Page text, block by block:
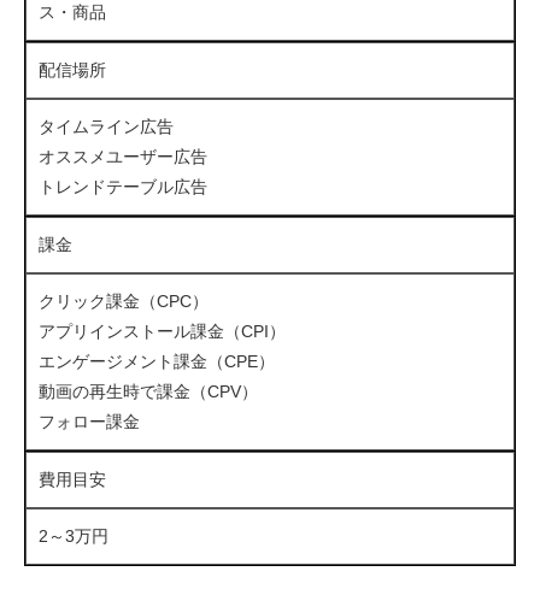
ス・商品
配信場所
タイムライン広告
オススメユーザー広告
トレンドテーブル広告
課金
クリック課金（CPC）
アプリインストール課金（CPI）
エンゲージメント課金（CPE）
動画の再生時で課金（CPV）
フォロー課金
費用目安
2～3万円